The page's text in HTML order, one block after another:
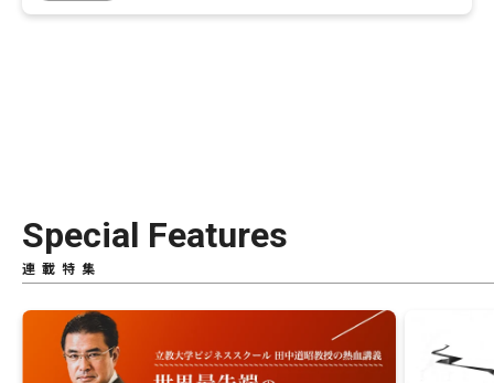
Special Features
連載特集